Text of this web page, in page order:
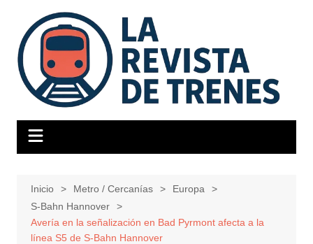
contenido
Inicio Metro / Cercanías
Europa
S-Bahn Hannover
Avería en la señalización en Bad Pyrmont afecta a la
línea S5 de S-Bahn Hannover